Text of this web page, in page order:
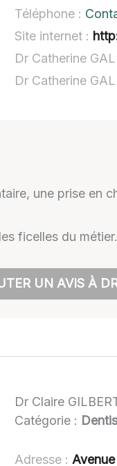
Téléphone :
Site internet :
Dr Catherine
Dr Catherine
une prise en
ficelles du métier.
UN AVIS À
Dr Claire
Catégorie :
Adresse :